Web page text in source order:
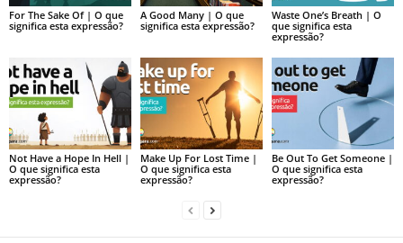
For The Sake Of | O que
significa esta expressão?
A Good Many | O que
significa esta expressão?
Waste One’s Breath | O
que significa esta
expressão?
Not Have a Hope In Hell |
O que significa esta
expressão?
Make Up For Lost Time |
O que significa esta
expressão?
Be Out To Get Someone |
O que significa esta
expressão?